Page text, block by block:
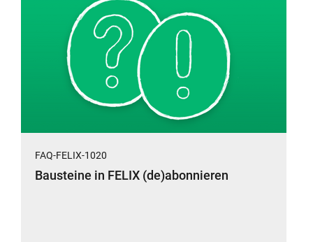
FAQ-FELIX-1020
Bausteine in FELIX (de)abonnieren